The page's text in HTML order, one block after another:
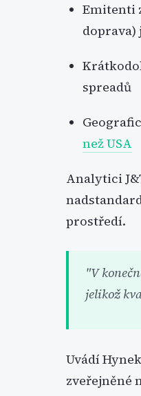
Emitenti
spreadů
než USA
Analytici
prostředí.
"V
jelikož
Uvádí
zveřejněné